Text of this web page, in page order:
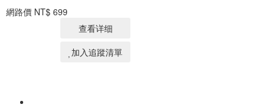
網路價 NT$ 699
查看详细
加入追蹤清單